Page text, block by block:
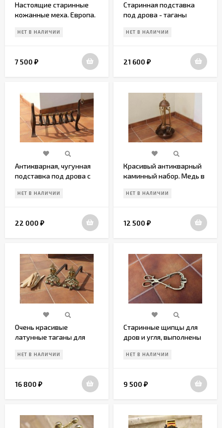
Настоящие старинные
кожанные меха. Европа.
НЕТ В НАЛИЧИИ
7 500 ₽
Старинная подставка
под дрова - таганы
НЕТ В НАЛИЧИИ
21 600 ₽
Антикварная, чугунная
подставка под дрова с
НЕТ В НАЛИЧИИ
22 000 ₽
Красивый антикварный
каминный набор. Медь в
НЕТ В НАЛИЧИИ
12 500 ₽
Очень красивые
латунные таганы для
НЕТ В НАЛИЧИИ
16 800 ₽
Старинные щипцы для
дров и угля, выполнены
НЕТ В НАЛИЧИИ
9 500 ₽